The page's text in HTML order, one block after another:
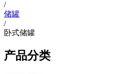
/
储罐
/
卧式储罐
产品分类